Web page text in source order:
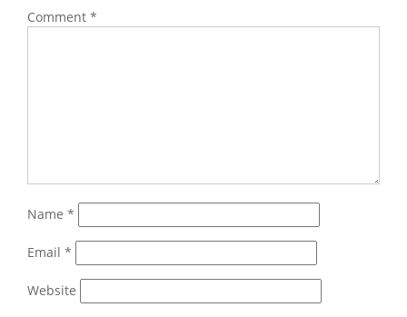
Comment *
Name *
Email *
Website